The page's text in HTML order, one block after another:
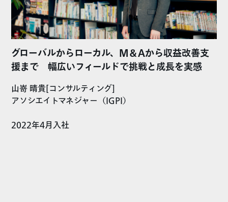
グローバルからローカル、M＆Aから収益改善支
援まで 幅広いフィールドで挑戦と成長を実感
山嵜 晴貴[コンサルティング]
アソシエイトマネジャー（IGPI）
2022年4月入社